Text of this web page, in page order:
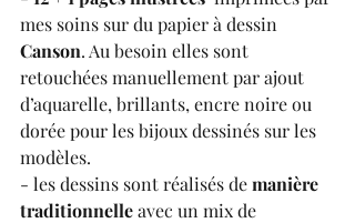
mes soins sur du papier à dessin
Canson. Au besoin elles sont
retouchées manuellement par ajout
d’aquarelle, brillants, encre noire ou
dorée pour les bijoux dessinés sur les
modèles.
- les dessins sont réalisés de manière
traditionnelle avec un mix de